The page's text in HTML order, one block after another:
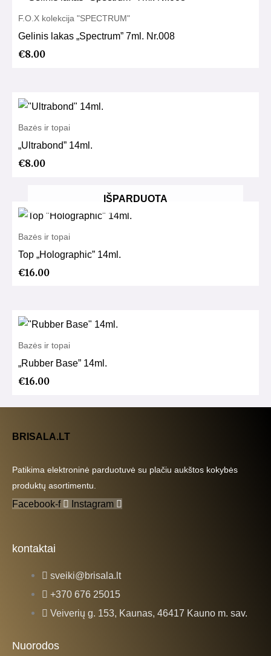
F.O.X kolekcija "SPECTRUM"
Gelinis lakas „Spectrum” 7ml. Nr.008
€8.00
Bazės ir topai
„Ultrabond” 14ml.
€8.00
IŠPARDUOTA
Bazės ir topai
Top „Holographic” 14ml.
€16.00
Bazės ir topai
„Rubber Base” 14ml.
€16.00
BRISALA.LT
Patikima elektroninė parduotuvė su plačiu aukštos kokybės
produktų asortimentu.
Facebook-f Instagram
kontaktai
sveiki@brisala.lt
+370 676 25015
Veiverių g. 153, Kaunas, 46417 Kauno m. sav.
Nuorodos